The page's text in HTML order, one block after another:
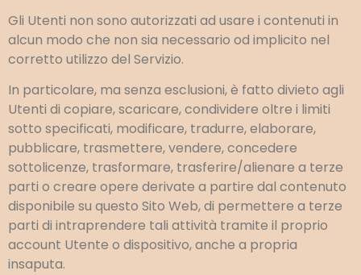
Gli Utenti non sono autorizzati ad usare i contenuti in
alcun modo che non sia necessario od implicito nel
corretto utilizzo del Servizio.
In particolare, ma senza esclusioni, è fatto divieto agli
Utenti di copiare, scaricare, condividere oltre i limiti
sotto specificati, modificare, tradurre, elaborare,
pubblicare, trasmettere, vendere, concedere
sottolicenze, trasformare, trasferire/alienare a terze
parti o creare opere derivate a partire dal contenuto
disponibile su questo Sito Web, di permettere a terze
parti di intraprendere tali attività tramite il proprio
account Utente o dispositivo, anche a propria
insaputa.